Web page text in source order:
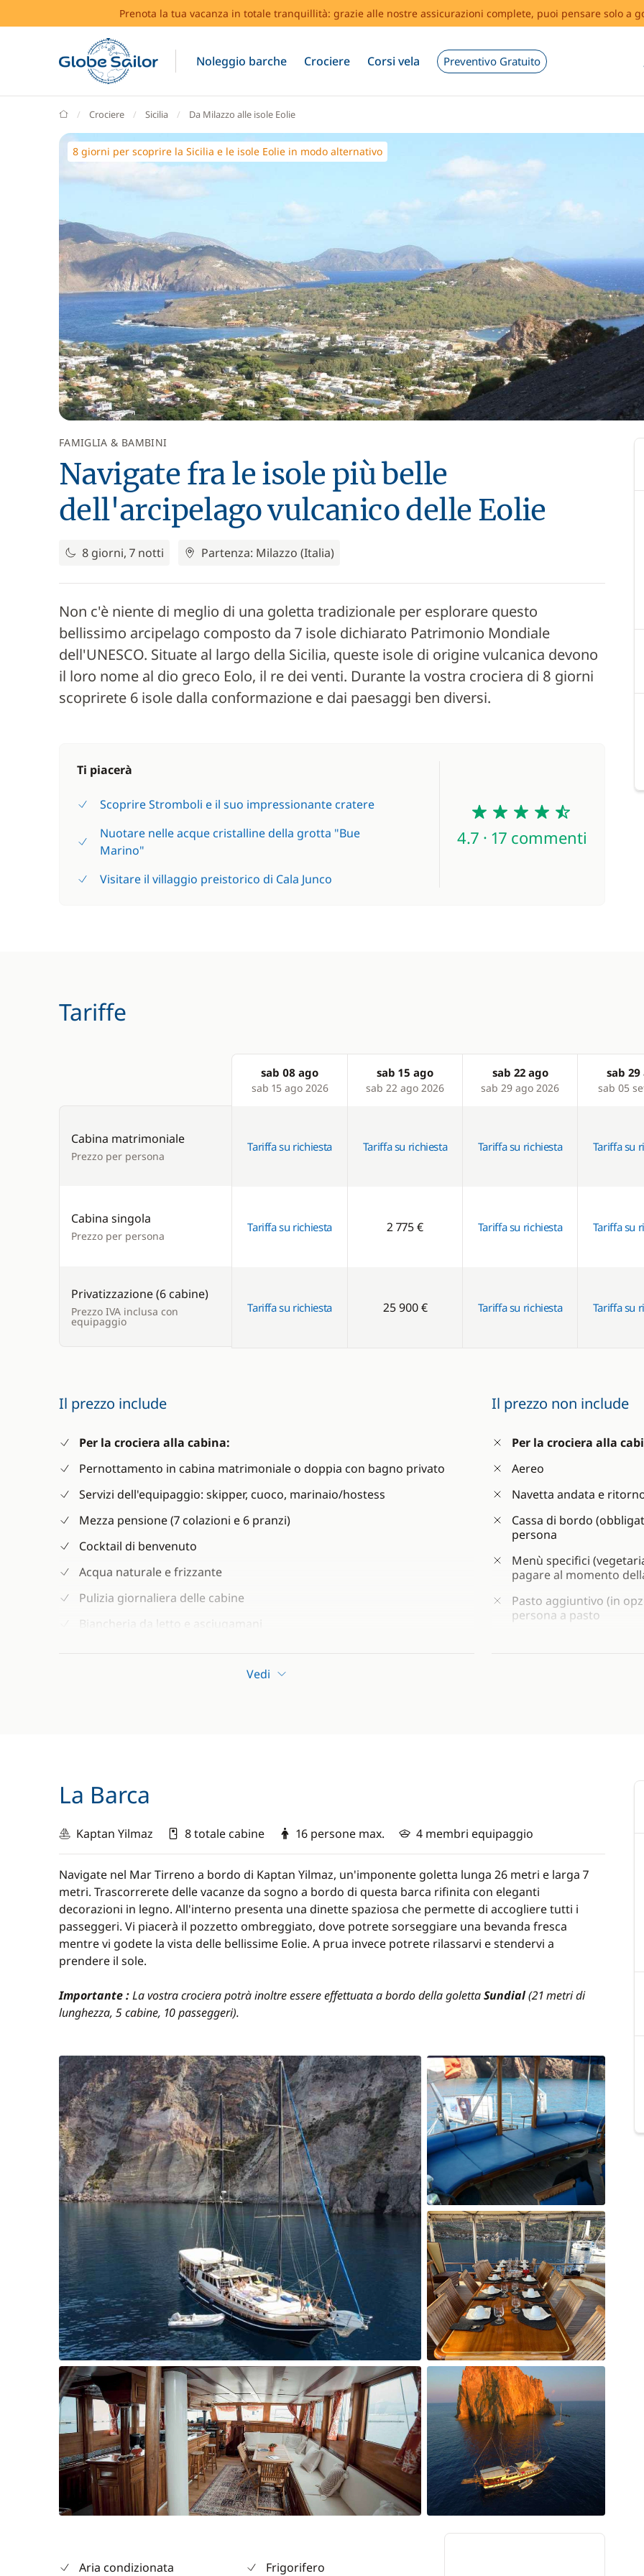
Prenota la tua vacanza in totale tranquillità: grazie alle nostre assicurazioni complete, puoi pensare solo a
Noleggio barche Crociere Corsi vela Preventivo Gratuito
GlobeSailor
Crociere Sicilia Da Milazzo alle isole Eolie
8 giorni per scoprire la Sicilia e le isole Eolie in modo alternativo
FAMIGLIA & BAMBINI
Navigate fra le isole più belle
dell'arcipelago vulcanico delle Eolie
8 giorni, 7 notti Partenza: Milazzo (Italia)
Non c'è niente di meglio di una goletta tradizionale per esplorare questo
bellissimo arcipelago composto da 7 isole dichiarato Patrimonio Mondiale
dell'UNESCO. Situate al largo della Sicilia, queste isole di origine vulcanica devono
il loro nome al dio greco Eolo, il re dei venti. Durante la vostra crociera di 8 giorni
scoprirete 6 isole dalla conformazione e dai paesaggi ben diversi.
Ti piacerà
Scoprire Stromboli e il suo impressionante cratere
Nuotare nelle acque cristalline della grotta "Bue
Marino"
Visitare il villaggio preistorico di Cala Junco
4.7
4.7 · 17 commenti
Tariffe
Products
sab 08 ago
sab 15 ago 2026
sab 15 ago
sab 22 ago 2026
sab 22 ago
sab 29 ago 2026
sab 29
sab 05
Cabina matrimoniale
Prezzo per persona
Tariffa su richiesta Tariffa su richiesta Tariffa su richiesta Tariffa su
Cabina singola
Prezzo per persona
Tariffa su richiesta 2 775 € Tariffa su richiesta Tariffa su
Privatizzazione (6 cabine)
Prezzo IVA inclusa con
equipaggio
Tariffa su richiesta 25 900 € Tariffa su richiesta Tariffa su
Il prezzo include
Per la crociera alla cabina:
Pernottamento in cabina matrimoniale o doppia con bagno privato
Servizi dell'equipaggio: skipper, cuoco, marinaio/hostess
Mezza pensione (7 colazioni e 6 pranzi)
Cocktail di benvenuto
Acqua naturale e frizzante
Pulizia giornaliera delle cabine
Biancheria da letto e asciugamani
Partenza garantita con un minimo di 3 cabine
Barca ad uso esclusivo per 14 passeggeri (7 cabine)
Servizi dell'equipaggio: skipper, cuoco, marinaio/hostess
Mezza pensione (7 colazioni e 6 pranzi)
Cocktail di benvenuto
Pulizia giornaliera delle cabine
Attrezzatura da pesca (traina)
Attrezzatura per lo snorkeling
Paddle
Tender e motore fuoribordo (40cv)
Carburante (4 ore di navigazione al giorno)
Generatore (4 ore al giorno)
Assicurazione sulla barca e sui passeggeri
Vedi
Il prezzo non include
Per la crociera alla
Aereo
Navetta andata e
Cassa di bordo
persona
Menù specifici
pagare al momento
Pasto aggiuntivo (in
persona a pasto
(in
Attività nautiche (sci
contanti): 60€ per 30
Scelta della cabina (in
Tutto ciò che non è
Per la crociera
Navetta andata e
Cassa di bordo
Menù specifici
50€/persona
Pasto aggiuntivo (in
Bevande: soft e alcolici
Kit privilegio**(in
Carburante
Escursioni e trasferimenti
Attività nautiche (sci
Sea Bob: 1200€ /
Carburante extra dopo
Carburante necessario
Costo del posto barca
Supplemento della
Tutto ciò che non è
**Il kit "privilegio"
delle lenzuola a metà
corpo e crema idratante.
Il pagamento della
opzionali, dovrà essere
La Barca
Kaptan Yilmaz 8 totale cabine 16 persone max. 4 membri equipaggio
Navigate nel Mar Tirreno a bordo di Kaptan Yilmaz, un'imponente goletta lunga 26 metri e larga 7
metri. Trascorrerete delle vacanze da sogno a bordo di questa barca rifinita con eleganti
decorazioni in legno. All'interno presenta una dinette spaziosa che permette di accogliere tutti i
passeggeri. Vi piacerà il pozzetto ombreggiato, dove potrete sorseggiare una bevanda fresca
mentre vi godete la vista delle bellissime Eolie. A prua invece potrete rilassarvi e stendervi a
prendere il sole.
Importante :La vostra crociera potrà inoltre essere effettuata a bordo della golettaSundial(21 metri di
lunghezza, 5 cabine, 10 passeggeri).
Aria condizionata Frigorifero